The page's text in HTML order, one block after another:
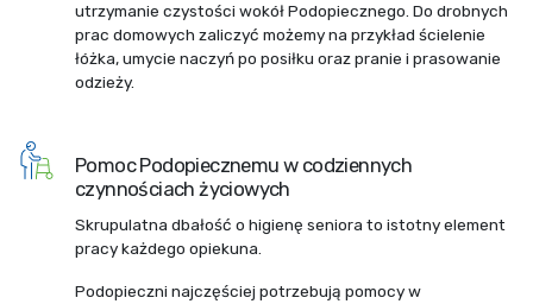
utrzymanie czystości wokół Podopiecznego. Do drobnych
prac domowych zaliczyć możemy na przykład ścielenie
łóżka, umycie naczyń po posiłku oraz pranie i prasowanie
odzieży.
Pomoc Podopiecznemu w codziennych
czynnościach życiowych
Skrupulatna dbałość o higienę seniora to istotny element
pracy każdego opiekuna.
Podopieczni najczęściej potrzebują pomocy w